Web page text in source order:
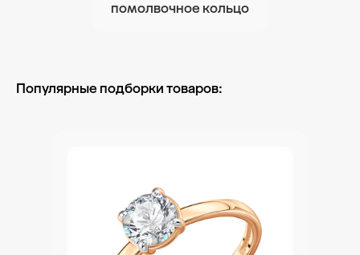
помолвочное кольцо
Популярные подборки товаров: